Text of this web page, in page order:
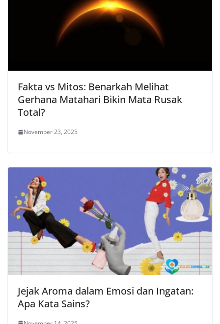
Fakta vs Mitos: Benarkah Melihat
Gerhana Matahari Bikin Mata Rusak
Total?
November 23, 2025
Jejak Aroma dalam Emosi dan Ingatan:
Apa Kata Sains?